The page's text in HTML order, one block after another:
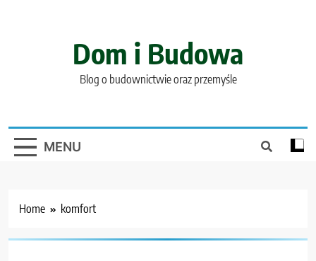
Dom i Budowa
Blog o budownictwie oraz przemyśle
MENU
Home komfort